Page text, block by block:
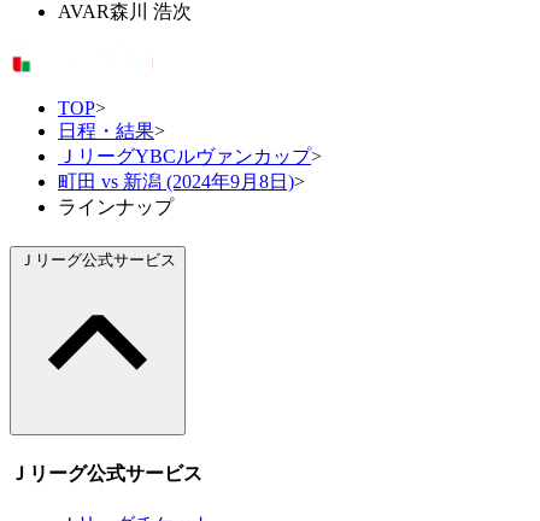
AVAR森川 浩次
TOP>
日程・結果>
ＪリーグYBCルヴァンカップ>
町田 vs 新潟 (2024年9月8日)>
ラインナップ
Ｊリーグ公式サービス
Ｊリーグ公式サービス